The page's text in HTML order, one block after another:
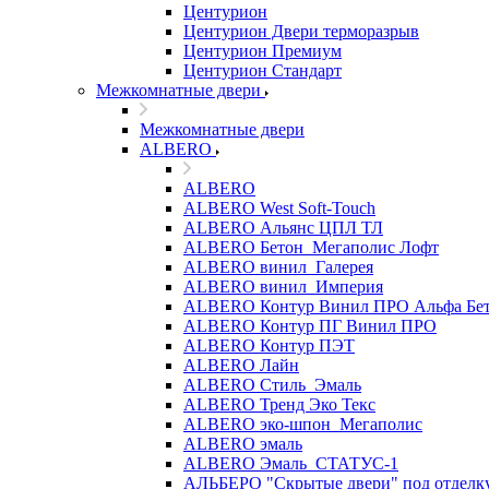
Центурион
Центурион Двери терморазрыв
Центурион Премиум
Центурион Стандарт
Межкомнатные двери
Межкомнатные двери
ALBERO
ALBERO
ALBERO West Soft-Touch
ALBERO Альянс ЦПЛ ТЛ
ALBERO Бетон_Мегаполис Лофт
ALBERO винил_Галерея
ALBERO винил_Империя
ALBERO Контур Винил ПРО Альфа
ALBERO Контур ПГ Винил ПРО
ALBERO Контур ПЭТ
ALBERO Лайн
ALBERO Стиль_Эмаль
ALBERO Тренд Эко Текс
ALBERO эко-шпон_Мегаполис
ALBERO эмаль
ALBERO Эмаль_СТАТУС-1
АЛЬБЕРО "Скрытые двери" под